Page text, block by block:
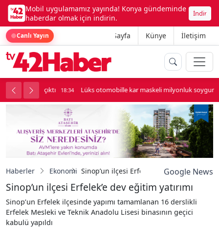
Mobil uygulamamız yayında! Konya gündeminde
haberdar olmak için indirin.
İndir
Canlı Yayın Ana Sayfa Künye İletişim
kavga çıktı 18:34 Lüks otomobille kar maskeli milyonluk soygun
Haberler Ekonomi Sinop’un ilçesi Erfelek’e dev eğitim
Google News
Sinop’un ilçesi Erfelek’e dev eğitim yatırımı
Sinop’un Erfelek ilçesinde yapımı tamamlanan 16 derslikli
Erfelek Mesleki ve Teknik Anadolu Lisesi binasının geçici
kabulü yapıldı